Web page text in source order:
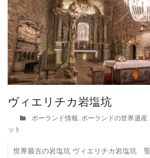
ヴィエリチカ岩塩坑
ポーランド情報, ポーランドの世界遺産,
ット
世界最古の岩塩坑 ヴィエリチカ岩塩坑